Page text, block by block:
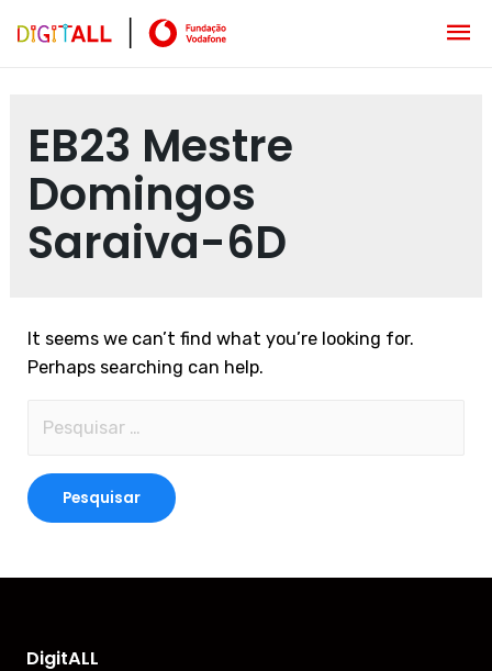
EB23 Mestre
Domingos
Saraiva-6D
It seems we can’t find what you’re looking for.
Perhaps searching can help.
DigitALL